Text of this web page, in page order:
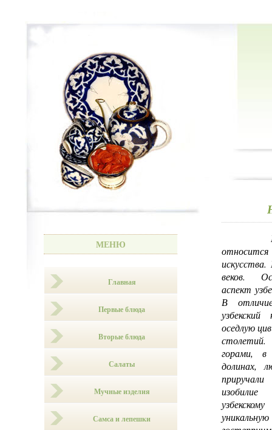
МЕНЮ
Главная
Первые блюда
Вторые блюда
Салаты
Мучные изделия
Самса и лепешки
веков.
аспект
В
оседлую
горами, в
долинах,